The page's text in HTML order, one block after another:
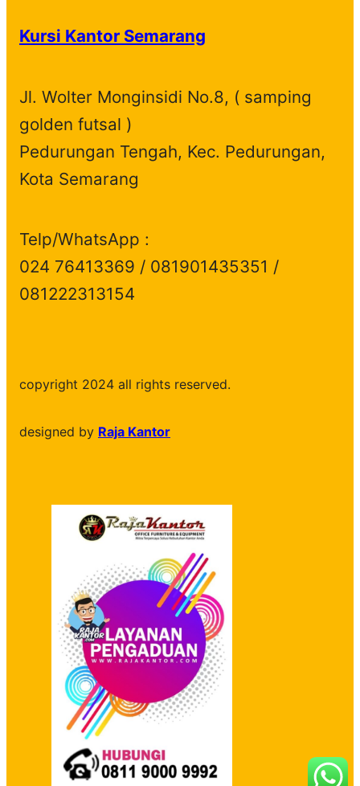
Kursi Kantor Semarang
Jl. Wolter Monginsidi No.8, ( samping
golden futsal )
Pedurungan Tengah, Kec. Pedurungan,
Kota Semarang
Telp/WhatsApp :
024 76413369 / 081901435351 /
081222313154
copyright 2024 all rights reserved.
designed by Raja Kantor